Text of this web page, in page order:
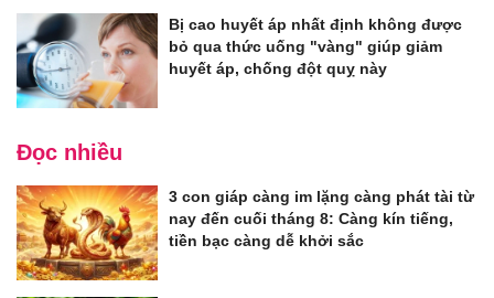
Bị cao huyết áp nhất định không được
bỏ qua thức uống "vàng" giúp giảm
huyết áp, chống đột quỵ này
Đọc nhiều
3 con giáp càng im lặng càng phát tài từ
nay đến cuối tháng 8: Càng kín tiếng,
tiền bạc càng dễ khởi sắc